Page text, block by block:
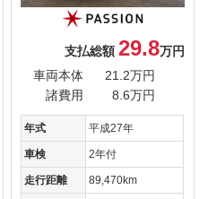
支払総額 29.8万円
車両本体
21.2万円
諸費用
8.6万円
年式 平成27年
車検 2年付
走行距離 89,470km